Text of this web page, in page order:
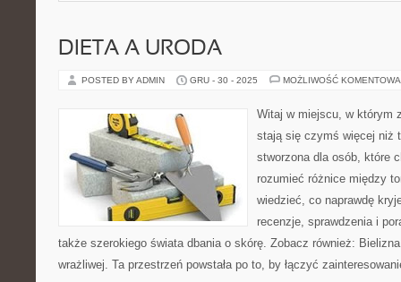
DIETA A URODA
POSTED BY ADMIN GRU - 30 - 2025 MOŻLIWOŚĆ
Witaj w miejscu, w którym
stają się czymś więcej niż
stworzona dla osób, które
rozumieć różnice między
wiedzieć, co naprawdę
recenzje, sprawdzenia i
także szerokiego świata dbania o skórę. Zobacz również:
wrażliwej. Ta przestrzeń powstała po to, by łączyć